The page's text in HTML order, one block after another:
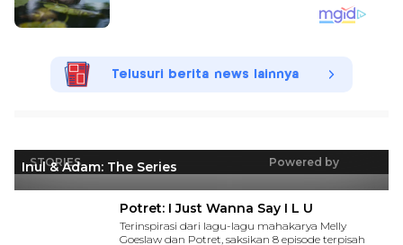
Telusuri berita news lainnya